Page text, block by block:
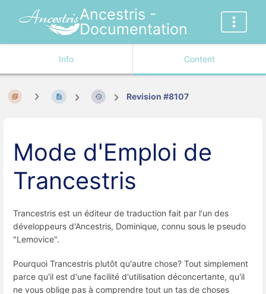
Ancestris -
Documentation
Info Content
Revision #8107
Mode d'Emploi de
Trancestris
Trancestris est un éditeur de traduction fait par l'un des
développeurs d'Ancestris, Dominique, connu sous le pseudo
"Lemovice".
Pourquoi Trancestris plutôt qu'autre chose? Tout simplement
parce qu'il est d'une facilité d'utilisation déconcertante, qu'il
ne vous oblige pas à comprendre tout un tas de choses